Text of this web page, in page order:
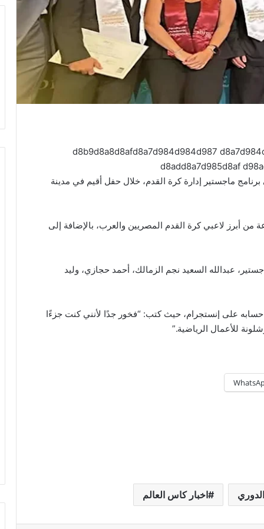
ماجستير إدارة كرة القدم، خلال حفل أقيم في مدينة
أبرز لاعبي كرة القدم المصريين والعرب، بالإضافة إلى
عبدالله السعيد نجم الزمالك، أحمد حجازي، وليد
على إنستجرام، حيث كتب: “فخور جدًا لأنني كنت جزءًا
للأعمال الرياضية.”
اخبار كاس العالم